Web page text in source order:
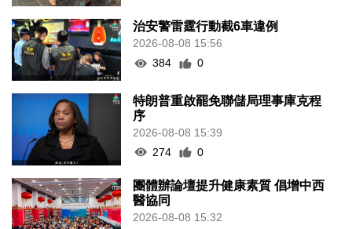
治安警雷霆行動截6車違例
2026-08-08 15:56
384
0
特朗普重啟罷免聯儲局理事庫克程
序
2026-08-08 15:39
274
0
團體辦論壇提升健康素質 倡增中西
醫協同
2026-08-08 15:32